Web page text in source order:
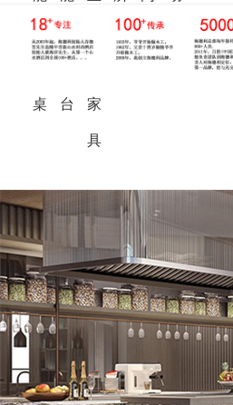
火
桌
调
台 家
具
家 桌
中
式
椅